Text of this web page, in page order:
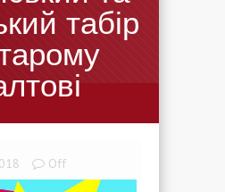
табір
Off